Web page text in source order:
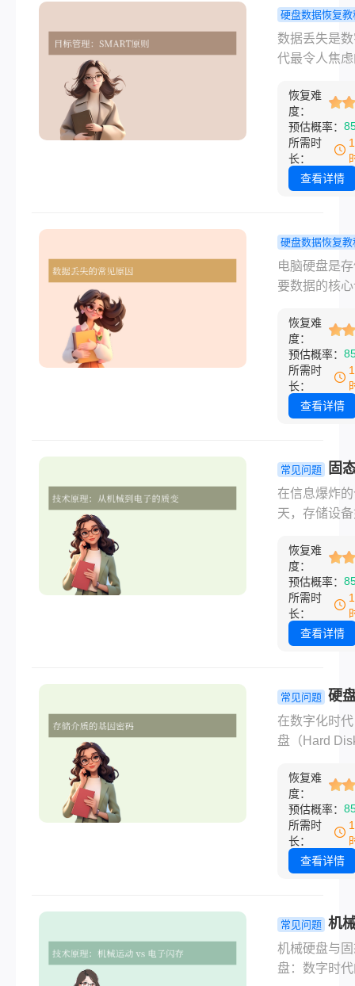
据恢复的常
法，涵盖逻
操作、系统
物理损坏等
并提供专业
助你在关键
死回生”。
硬盘数据恢复教
何恢复硬盘
恢复？从入
详解！
数据丢失是
代最令人焦
学方法，多
下数据都能“
生”。那么如
硬盘数据恢
本文系统梳
坑指南，涵
删、格式化
损坏的全场
方案，助你
回丢失文件。
恢复难
度：
预估概率：
所需时
长：
查看详情
硬盘数据恢复教
何恢复电脑
数据？从基
方案全攻略
电脑硬盘是
要数据的核
统崩溃、硬
等问题可能
据丢失。那
恢复电脑硬
呢？本文提
助您快速恢
据。
恢复难
度：
预估概率：
所需时
长：
查看详情
常见问题
固
是什么？数
代的存储革
在信息爆炸
天，存储设
传统的机械
（HDD）曾
据主导地位
着固态硬盘
State Drive,
革命。那么
盘是什么呢
将从技术原
心优势、应
与未来趋势
度，解析
重塑存储生
恢复难
度：
预估概率：
所需时
长：
查看详情
常见问题 硬
盘的区别？
对比（存储
用场景）
在数字化时
盘（Hard
State Drive,
和U盘（
Drive）是两
见的存储设
管它们都承
表现和使用
存在显著差
么硬盘和u盘
是什么呢？
恢复难
度：
预估概率：
所需时
长：
查看详情
常见问题 机
和固态硬盘
别：技术演
机械硬盘与
盘：数字时